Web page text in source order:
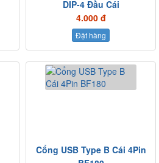
DIP-4 Đầu Cái
4.000 đ
Đặt hàng
Cổng USB Type B Cái 4Pin